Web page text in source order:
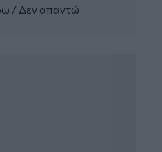
Innovation
πέντε καινοτόμα
/ Δεν απαντώ